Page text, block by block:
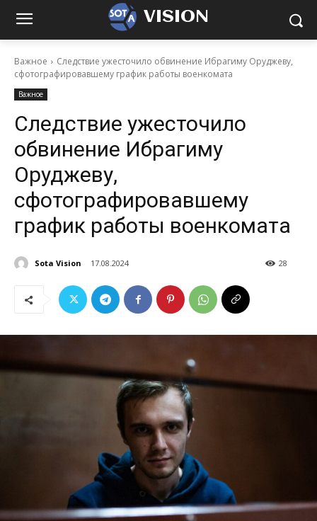
VISION
Важное
Следствие ужесточило обвинение Ибрагиму Оруджеву,
сфотографировавшему график работы военкомата
Важное
Следствие ужесточило
обвинение Ибрагиму
Оруджеву,
сфотографировавшему
график работы военкомата
Sota Vision 17.08.2024 28